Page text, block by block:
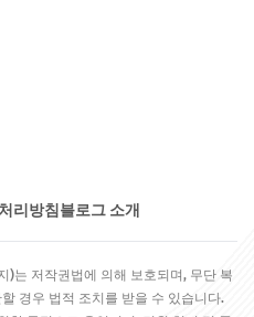
리방침 블로그 소개
)는 저작권법에 의해 보호되며, 무단 복
경우 법적 조치를 받을 수 있습니다.